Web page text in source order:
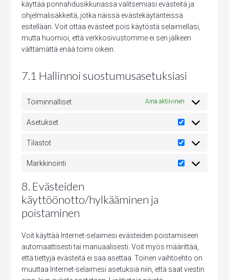
käyttää ponnahdusikkunassa valitsemiasi evästeitä ja
ohjelmalisäkkeitä, jotka näissä evästekäytänteissä
esitellään. Voit ottaa evästeet pois käytöstä selaimellasi,
mutta huomioi, että verkkosivustomme ei sen jälkeen
välttämättä enää toimi oikein.
7.1 Hallinnoi suostumusasetuksiasi
Toiminnalliset Aina aktiivinen
Asetukset
Asetukset
Tilastot
Tilastot
Markkinointi
Markkinointi
8. Evästeiden
käyttöönotto/hylkääminen ja
poistaminen
Voit käyttää Internet-selaimesi evästeiden poistamiseen
automaattisesti tai manuaalisesti. Voit myös määrittää,
että tiettyjä evästeitä ei saa asettaa. Toinen vaihtoehto on
muuttaa Internet-selaimesi asetuksia niin, että saat viestin